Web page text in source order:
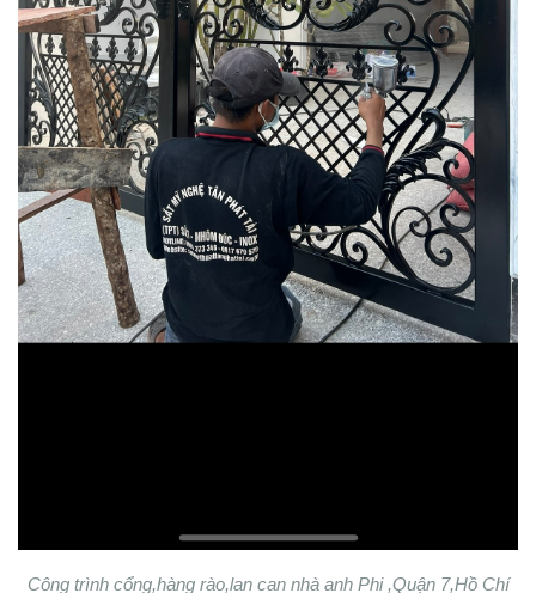
Công trình cổng,hàng rào,lan can nhà anh Phi ,Quận 7,Hồ Chí